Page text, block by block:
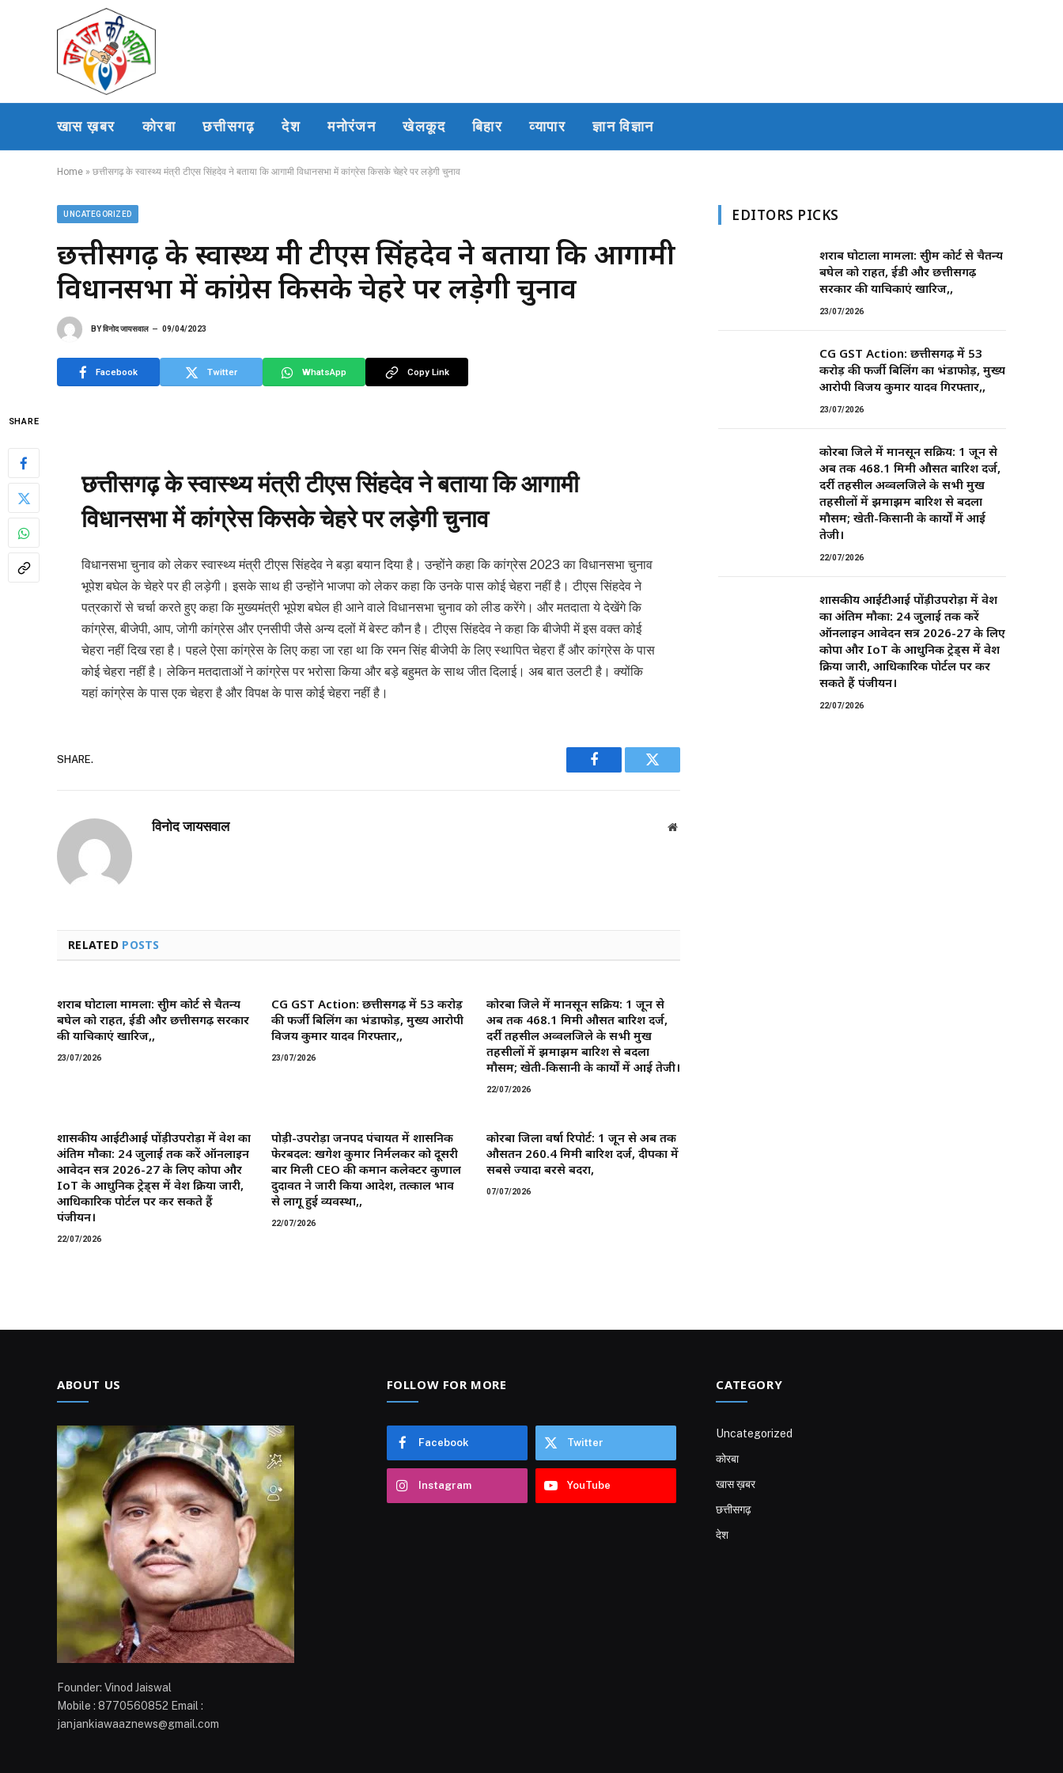
खास ख़बर कोरबा छत्तीसगढ़ देश मनोरंजन खेलकूद बिहार व्यापार ज्ञान विज्ञान
Home » छत्तीसगढ़ के स्वास्थ्य मंत्री टीएस सिंहदेव ने बताया कि आगामी विधानसभा में कांग्रेस किसके चेहरे पर लड़ेगी चुनाव
UNCATEGORIZED
छत्तीसगढ़ के स्वास्थ्य मंत्री टीएस सिंहदेव ने बताया कि आगामी
विधानसभा में कांग्रेस किसके चेहरे पर लड़ेगी चुनाव
BYविनोद जायसवाल 09/04/2023
Facebook Twitter WhatsApp Copy Link
SHARE
छत्तीसगढ़ के स्वास्थ्य मंत्री टीएस सिंहदेव ने बताया कि आगामी
विधानसभा में कांग्रेस किसके चेहरे पर लड़ेगी चुनाव
विधानसभा चुनाव को लेकर स्वास्थ्य मंत्री टीएस सिंहदेव ने बड़ा बयान दिया है। उन्होंने कहा कि कांग्रेस 2023 का विधानसभा चुनाव
भूपेश बघेल के चेहरे पर ही लड़ेगी। इसके साथ ही उन्होंने भाजपा को लेकर कहा कि उनके पास कोई चेहरा नहीं है। टीएस सिंहदेव ने
पत्रकारों से चर्चा करते हुए कहा कि मुख्यमंत्री भूपेश बघेल ही आने वाले विधानसभा चुनाव को लीड करेंगे। और मतदाता ये देखेंगे कि
कांग्रेस, बीजेपी, आप, जोगी कांग्रेस और एनसीपी जैसे अन्य दलों में बेस्ट कौन है। टीएस सिंहदेव ने कहा कि बीजेपी में इस वक्त कोई
चेहरा नहीं दिख रहा है। पहले ऐसा कांग्रेस के लिए कहा जा रहा था कि रमन सिंह बीजेपी के लिए स्थापित चेहरा हैं और कांग्रेस के पास
कोई चेहरा नहीं है। लेकिन मतदाताओं ने कांग्रेस पर भरोसा किया और बड़े बहुमत के साथ जीत दिलाई। अब बात उलटी है। क्योंकि
यहां कांग्रेस के पास एक चेहरा है और विपक्ष के पास कोई चेहरा नहीं है।
SHARE.
Facebook Twitter
विनोद जायसवाल Website
RELATED POSTS
शराब घोटाला मामला: सुप्रीम कोर्ट से चैतन्य
बघेल को राहत, ईडी और छत्तीसगढ़ सरकार
की याचिकाएं खारिज,,
23/07/2026
CG GST Action: छत्तीसगढ़ में 53 करोड़
की फर्जी बिलिंग का भंडाफोड़, मुख्य आरोपी
विजय कुमार यादव गिरफ्तार,,
23/07/2026
कोरबा जिले में मानसून सक्रिय: 1 जून से
अब तक 468.1 मिमी औसत बारिश दर्ज,
दर्री तहसील अव्वलजिले के सभी प्रमुख
तहसीलों में झमाझम बारिश से बदला
मौसम; खेती-किसानी के कार्यों में आई तेजी।
22/07/2026
शासकीय आईटीआई पोंड़ीउपरोड़ा में प्रवेश का
अंतिम मौका: 24 जुलाई तक करें ऑनलाइन
आवेदन सत्र 2026-27 के लिए कोपा और
IoT के आधुनिक ट्रेड्स में प्रवेश प्रक्रिया जारी,
आधिकारिक पोर्टल पर कर सकते हैं
पंजीयन।
22/07/2026
पोड़ी-उपरोड़ा जनपद पंचायत में प्रशासनिक
फेरबदल: खगेश कुमार निर्मलकर को दूसरी
बार मिली CEO की कमान ​कलेक्टर कुणाल
दुदावत ने जारी किया आदेश, तत्काल प्रभाव
से लागू हुई व्यवस्था,,
22/07/2026
कोरबा जिला वर्षा रिपोर्ट: 1 जून से अब तक
औसतन 260.4 मिमी बारिश दर्ज, दीपका में
सबसे ज्यादा बरसे बदरा,
07/07/2026
EDITORS PICKS
शराब घोटाला मामला: सुप्रीम कोर्ट से चैतन्य
बघेल को राहत, ईडी और छत्तीसगढ़
सरकार की याचिकाएं खारिज,,
23/07/2026
CG GST Action: छत्तीसगढ़ में 53
करोड़ की फर्जी बिलिंग का भंडाफोड़, मुख्य
आरोपी विजय कुमार यादव गिरफ्तार,,
23/07/2026
कोरबा जिले में मानसून सक्रिय: 1 जून से
अब तक 468.1 मिमी औसत बारिश दर्ज,
दर्री तहसील अव्वलजिले के सभी प्रमुख
तहसीलों में झमाझम बारिश से बदला
मौसम; खेती-किसानी के कार्यों में आई
तेजी।
22/07/2026
शासकीय आईटीआई पोंड़ीउपरोड़ा में प्रवेश
का अंतिम मौका: 24 जुलाई तक करें
ऑनलाइन आवेदन सत्र 2026-27 के लिए
कोपा और IoT के आधुनिक ट्रेड्स में प्रवेश
प्रक्रिया जारी, आधिकारिक पोर्टल पर कर
सकते हैं पंजीयन।
22/07/2026
ABOUT US
Founder: Vinod Jaiswal
Mobile : 8770560852 Email :
janjankiawaaznews@gmail.com
FOLLOW FOR MORE
Facebook Twitter
Instagram YouTube
CATEGORY
Uncategorized
कोरबा
खास ख़बर
छत्तीसगढ़
देश